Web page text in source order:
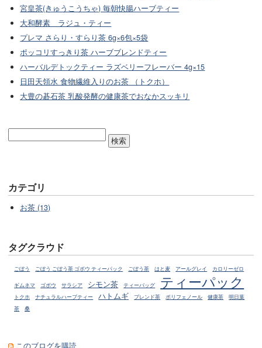
宮皇茶(きゅうこうちゃ) 毎朝快腸ハーブティー
大和酵素 ラジュ・ティー
プレマ さらり・すらり茶 6g×6包×5袋
ポッコリすっきり茶 ハーブブレンドティー
ハーバルデトックティー ラズベリーフレーバー 4g×15
日田天領水 食物繊維入りのお茶 （トクホ）
大豊の碁石茶 乳酸発酵の健康茶でおなかスッキリ
カテゴリ
お茶 (13)
タグクラウド
ごぼう ごぼう ごぼう茶 ゴボウ ティーパック ごぼう茶 はと麦 アールグレイ カロリーゼロ
ギムネマ ゴボウ サラシア シモン茶 ティーバッグ ティーパック
トクホ ナチュラルハーブティー ハトムギ ブレンド茶 ポリフェノール 健康茶
明日葉
茶
桑
このブログを購読